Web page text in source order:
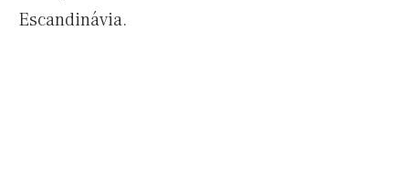
Escandinávia.